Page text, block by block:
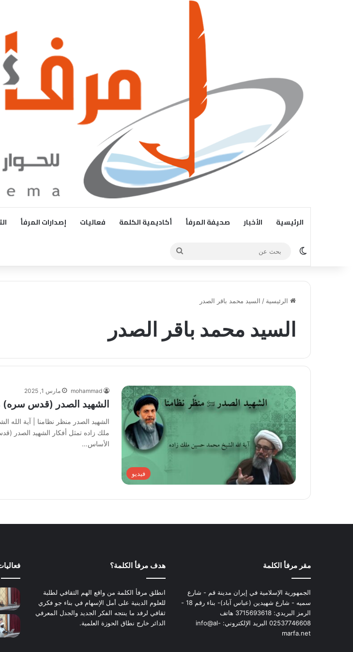
الرئيسية الأخبار صحيفة المرفأ أكاديمية الكلمة فعاليات إصدارات المرفأ
الوضع المظلم
بحث
عن
الرئيسية / السيد محمد باقر الصدر
السيد محمد باقر الصدر
فيديو
mohammad مارس 1, 2025
الشهيد الصدر (قدس سره)
الشهيد الصدر منظر نظامنا | آية الله
ملك زاده تمثل أفكار الشهيد الصدر
الأساس…
مقر مرفأ الكلمة
الجمهورية الإسلامية في إيران مدينة قم - شارع
سميه - شارع شهيدين (عباس آباد)- بناء رقم 18 -
الرمز البريدي: 3715693618 هاتف
02537746608 البريد الإلكتروني: info@al-
marfa.net
هدف مرفأ الكلمة؟
انطلق مرفأ الكلمة من واقع الهم الثقافي لطلبة
للعلوم الدينية على أمل الإسهام في بناء جو فكري
ثقافي لرفد ما ينتجه الفكر الجديد والجدل المعرفي
الدائر خارج نطاق الحوزة العلمية.